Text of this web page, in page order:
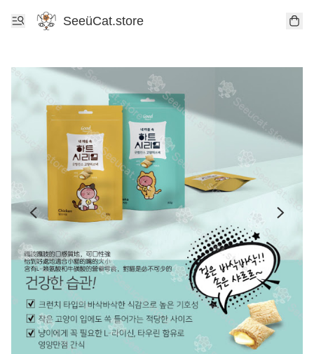
SeeüCat.store